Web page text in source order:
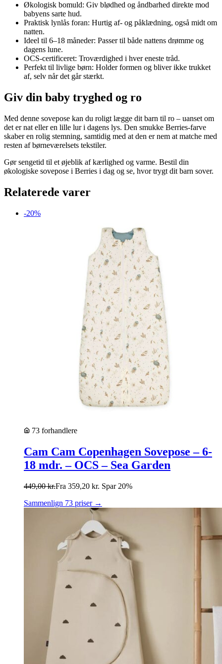
Økologisk bomuld: Giv blødhed og åndbarhed direkte mod
babyens sarte hud.
Praktisk lynlås foran: Hurtig af- og påklædning, også midt om
natten.
Ideel til 6–18 måneder: Passer til både nattens drømme og
dagens lune.
OCS-certificeret: Troværdighed i hver eneste tråd.
Perfekt til livlige børn: Holder formen og bliver ikke trukket
af, selv når det går stærkt.
Giv din baby tryghed og ro
Med denne sovepose kan du roligt lægge dit barn til ro – uanset om
det er nat eller en lille lur i dagens lys. Den smukke Berries-farve
skaber en rolig stemning, samtidig med at den er nem at matche med
resten af børneværelsets tekstiler.
Gør sengetid til et øjeblik af kærlighed og varme. Bestil din
økologiske sovepose i Berries i dag og se, hvor trygt dit barn sover.
Relaterede varer
-20%
73 forhandlere
Cam Cam Copenhagen Sovepose – 6-
18 mdr. – OCS – Sea Garden
449,00kr.Fra 359,20 kr. Spar 20%
Sammenlign 73 priser →